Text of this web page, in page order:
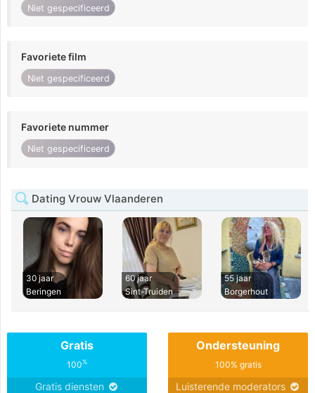
Niet gespecificeerd
Favoriete film
Niet gespecificeerd
Favoriete nummer
Niet gespecificeerd
Dating Vrouw Vlaanderen
30 jaar
Beringen
60 jaar
Sint-Truiden
55 jaar
Borgerhout
Gratis
100%
Gratis diensten
Ondersteuning
100% gratis
Luisterende moderators